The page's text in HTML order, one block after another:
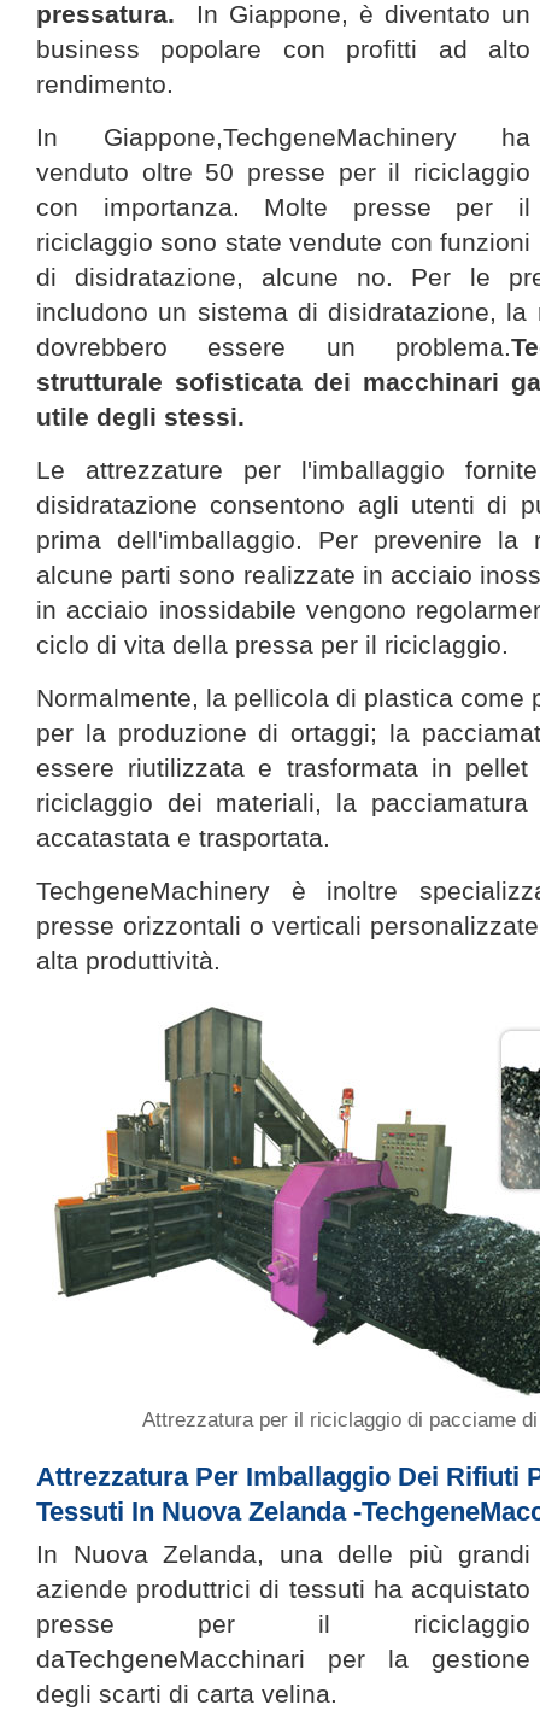
pressatura.
In Giappone, è diventato un
business popolare con profitti ad alto
rendimento.
In Giappone,TechgeneMachinery ha
venduto oltre 50 presse per il riciclaggio
con importanza. Molte presse per il
riciclaggio sono state vendute con funzioni
di disidratazione, alcune no. Per le
includono un sistema di disidratazione,
dovrebbero essere un problema.
strutturale sofisticata dei macchinari
utile degli stessi.
Le attrezzature per l'imballaggio
disidratazione consentono agli utenti di
prima dell'imballaggio. Per prevenire la
alcune parti sono realizzate in acciaio
in acciaio inossidabile vengono
ciclo di vita della pressa per il riciclaggio.
Normalmente, la pellicola di plastica come
per la produzione di ortaggi; la
essere riutilizzata e trasformata in
riciclaggio dei materiali, la
accatastata e trasportata.
TechgeneMachinery è inoltre
presse orizzontali o verticali
alta produttività.
Attrezzatura per il riciclaggio di pacciame
Attrezzatura Per Imballaggio Dei Rifiuti
Tessuti In Nuova Zelanda -
In Nuova Zelanda, una delle più grandi
aziende produttrici di tessuti ha acquistato
presse per il riciclaggio
daTechgeneMacchinari per la gestione
degli scarti di carta velina.